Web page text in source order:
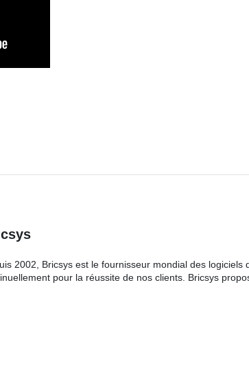
2002, Bricsys est le fournisseur mondial des
pour la réussite de nos clients. Bricsys